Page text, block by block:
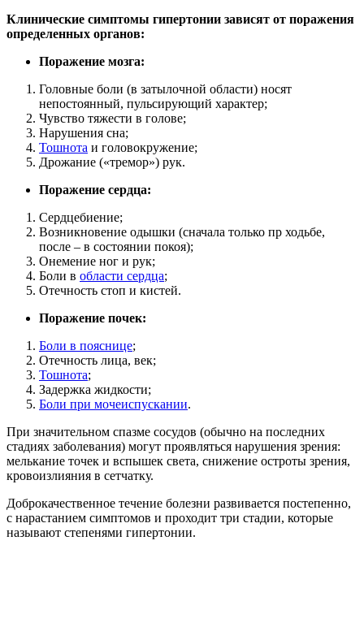
Клинические симптомы гипертонии зависят от поражения
определенных органов:
Поражение мозга:
Головные боли (в затылочной области) носят
непостоянный, пульсирующий характер;
Чувство тяжести в голове;
Нарушения сна;
Тошнота и головокружение;
Дрожание («тремор») рук.
Поражение сердца:
Сердцебиение;
Возникновение одышки (сначала только пр ходьбе,
после – в состоянии покоя);
Онемение ног и рук;
Боли в области сердца;
Отечность стоп и кистей.
Поражение почек:
Боли в пояснице;
Отечность лица, век;
Тошнота;
Задержка жидкости;
Боли при мочеиспускании.
При значительном спазме сосудов (обычно на последних
стадиях заболевания) могут проявляться нарушения зрения:
мелькание точек и вспышек света, снижение остроты зрения,
кровоизлияния в сетчатку.
Доброкачественное течение болезни развивается постепенно,
с нарастанием симптомов и проходит три стадии, которые
называют степенями гипертонии.